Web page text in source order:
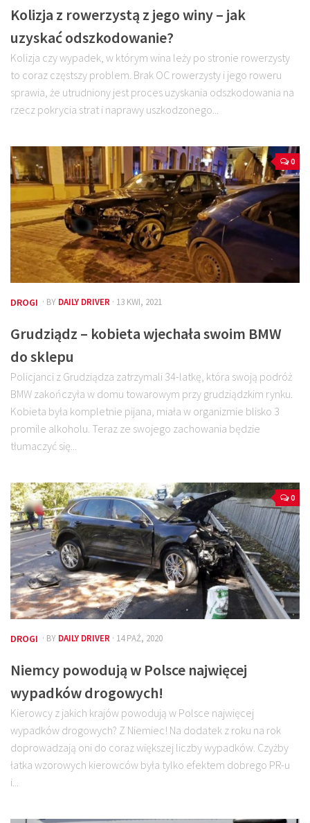
Kolizja z rowerzystą z jego winy – jak
uzyskać odszkodowanie?
Kolizja czy wypadek, w którym wina leży po stronie rowerzysty
to coraz częstszy problem. Brak OC rowerzysty i jego roweru
sprawia, że utrudniony jest proces uzyskania odszkodowania na
rzecz pokrycia strat i naprawy uszkodzonego...
0
DROGI · BY DAILY DRIVER · 13 KWI, 2021
Grudziądz – kobieta wjechała swoim BMW
do sklepu
Policjanci z Grudziądza zatrzymali 34-latkę, która swoją podróż
BMW zakończyła w domu towarowym przy grudziądzkim rynku.
Kobieta była kompletnie pijana, miała w organizmie blisko 3
promile alkoholu. Teraz ze swojego zachowania będzie
tłumaczyć się...
0
DROGI · BY DAILY DRIVER · 14 PAŹ, 2020
Niemcy powodują w Polsce najwięcej
wypadków drogowych!
Kierowcy z jakich krajów powodują w Polsce najwięcej
wypadków drogowych? Z Niemiec! Na dodatek z roku na rok
doprowadzają oni do coraz większej liczby wypadków. Czyżby
łatka wzorowych kierowców była tylko efektem dobrego PR-u
i...